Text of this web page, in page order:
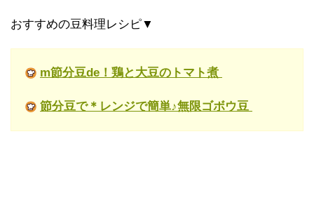
おすすめの豆料理レシピ▼
m節分豆de！鶏と大豆のトマト煮
節分豆で＊レンジで簡単♪無限ゴボウ豆